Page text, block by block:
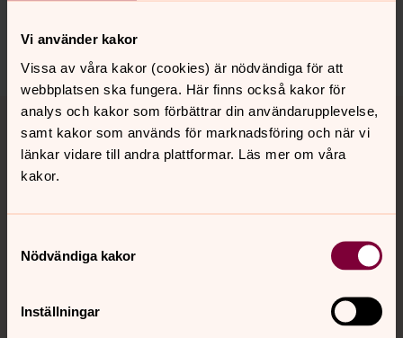
Vi använder kakor
Vissa av våra kakor (cookies) är nödvändiga för att
webbplatsen ska fungera. Här finns också kakor för
analys och kakor som förbättrar din användarupplevelse,
samt kakor som används för marknadsföring och när vi
länkar vidare till andra plattformar. Läs mer om våra
kakor.
Nödvändiga kakor
Inställningar
Dela
Tillbaka till toppen
Tillbaka till innehållet
Kalender